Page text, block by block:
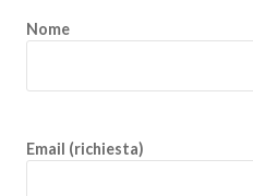
Nome
Email (richiesta)